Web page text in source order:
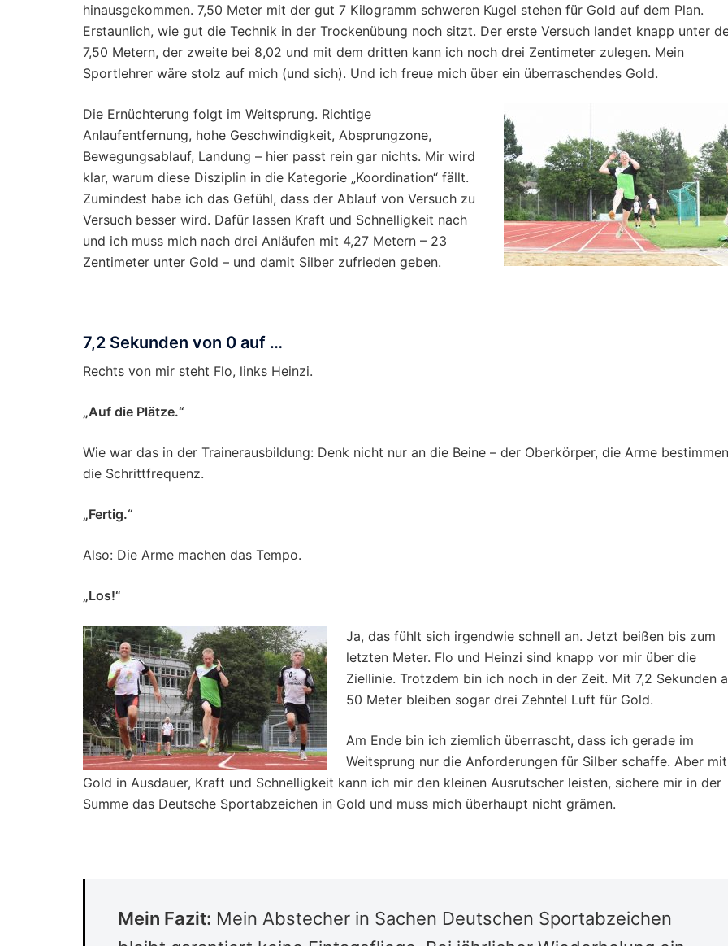
hinausgekommen. 7,50 Meter mit der gut 7 Kilogramm schweren Kugel stehen für Gold auf dem Plan.
Erstaunlich, wie gut die Technik in der Trockenübung noch sitzt. Der erste Versuch landet knapp unter
7,50 Metern, der zweite bei 8,02 und mit dem dritten kann ich noch drei Zentimeter zulegen. Mein
Sportlehrer wäre stolz auf mich (und sich). Und ich freue mich über ein überraschendes Gold.
Die Ernüchterung folgt im Weitsprung. Richtige
Anlaufentfernung, hohe Geschwindigkeit, Absprungzone,
Bewegungsablauf, Landung – hier passt rein gar nichts. Mir wird
klar, warum diese Disziplin in die Kategorie „Koordination“ fällt.
Zumindest habe ich das Gefühl, dass der Ablauf von Versuch zu
Versuch besser wird. Dafür lassen Kraft und Schnelligkeit nach
und ich muss mich nach drei Anläufen mit 4,27 Metern – 23
Zentimeter unter Gold – und damit Silber zufrieden geben.
7,2 Sekunden von 0 auf …
Rechts von mir steht Flo, links Heinzi.
„Auf die Plätze.“
Wie war das in der Trainerausbildung: Denk nicht nur an die Beine – der Oberkörper, die Arme bestimmen
die Schrittfrequenz.
„Fertig.“
Also: Die Arme machen das Tempo.
„Los!“
Ja, das fühlt sich irgendwie schnell an. Jetzt beißen bis zum
letzten Meter. Flo und Heinzi sind knapp vor mir über die
Ziellinie. Trotzdem bin ich noch in der Zeit. Mit 7,2 Sekunden
50 Meter bleiben sogar drei Zehntel Luft für Gold.
Am Ende bin ich ziemlich überrascht, dass ich gerade im
Weitsprung nur die Anforderungen für Silber schaffe. Aber mit
Gold in Ausdauer, Kraft und Schnelligkeit kann ich mir den kleinen Ausrutscher leisten, sichere mir in der
Summe das Deutsche Sportabzeichen in Gold und muss mich überhaupt nicht grämen.
Mein Fazit: Mein Abstecher in Sachen Deutschen Sportabzeichen